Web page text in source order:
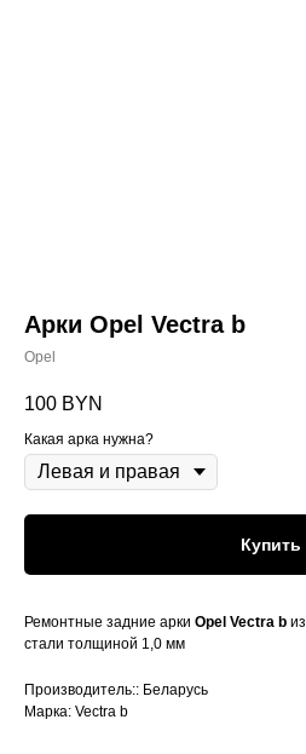
Арки Opel Vectra b
Opel
100 BYN
Какая арка нужна?
Купить
Ремонтные задние арки Opel Vectra b
стали толщиной 1,0 мм
Производитель:: Беларусь
Марка: Vectra b